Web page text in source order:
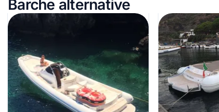
Barche alternative